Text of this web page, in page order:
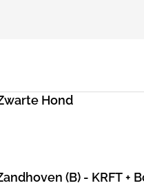
Hond
(B) - KRFT +